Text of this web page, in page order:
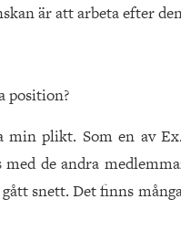
är att arbeta efter
position?
min plikt. Som en av
de andra
snett. Det finns